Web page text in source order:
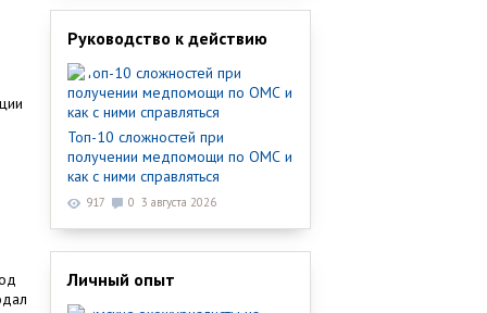
Руководство к действию
Топ-10 сложностей при
получении медпомощи по ОМС и
как с ними справляться
917 0 3 августа 2026
Личный опыт